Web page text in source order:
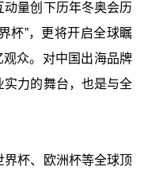
量创下历年冬奥会历
杯”，更将开启全球瞩
观众。对中国出海品牌
实力的舞台，也是与全
杯、欧洲杯等全球顶